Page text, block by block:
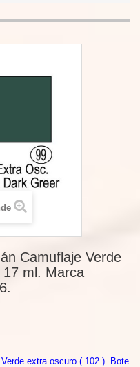
Camuflaje Verde
ml. Marca
extra oscuro ( 102 ). Bote